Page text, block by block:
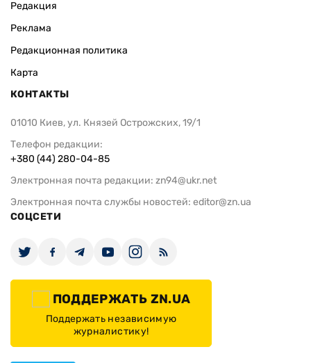
Редакция
Реклама
Редакционная политика
Карта
КОНТАКТЫ
01010 Киев, ул. Князей Острожских, 19/1
Телефон редакции:
+380 (44) 280-04-85
Электронная почта редакции: zn94@ukr.net
Электронная почта службы новостей: editor@zn.ua
СОЦСЕТИ
ПОДДЕРЖАТЬ ZN.UA
Поддержать независимую
журналистику!